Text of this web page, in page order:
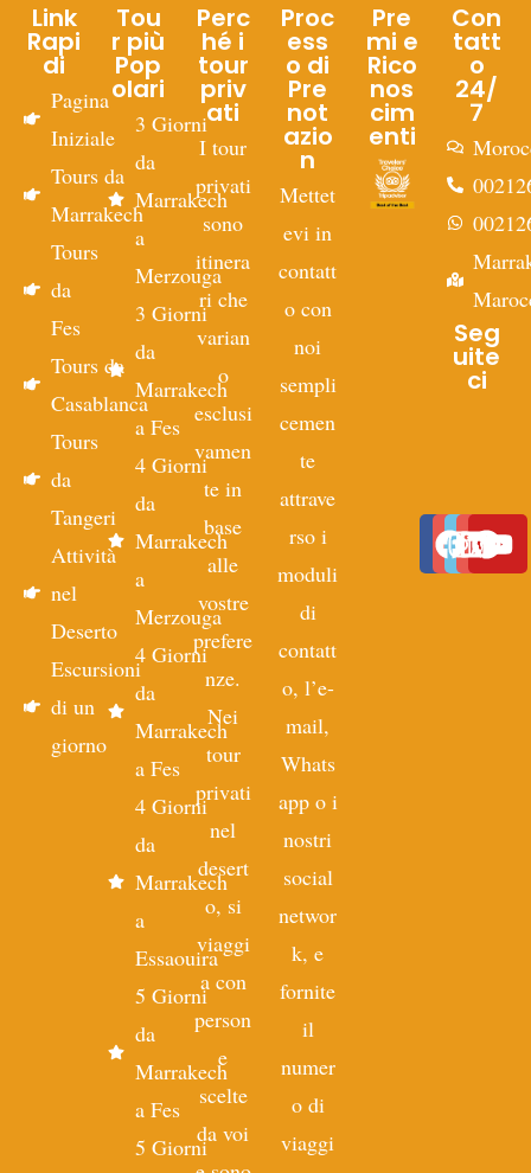
Link
Rapi
di
Pagina
Iniziale
Tours da
Marrakech
Tours
da
Fes
Tours da
Casablanca
Tours
da
Tangeri
Attività
nel
Deserto
Escursioni
di un
giorno
Tou
r più
Pop
olari
3 Giorni
da
Marrakech
a
Merzouga
3 Giorni
da
Marrakech
a Fes
4 Giorni
da
Marrakech
a
Merzouga
4 Giorni
da
Marrakech
a Fes
4 Giorni
da
Marrakech
a
Essaouira
5 Giorni
da
Marrakech
a Fes
5 Giorni
Perc
hé i
tour
priv
ati
I tour
privati
sono
itinera
ri che
varian
o
esclusi
vamen
te in
base
alle
vostre
prefere
nze.
Nei
tour
privati
nel
desert
o, si
viaggi
a con
person
e
scelte
da voi
Proc
ess
o di
Pre
not
azio
n
Mettet
evi in
contatt
o con
noi
sempli
cemen
te
attrave
rso i
moduli
di
contatt
o, l’e-
mail,
Whats
app o i
nostri
social
networ
k, e
fornite
il
numer
o di
viaggi
Pre
mi e
Rico
nos
cim
enti
Con
tatt
o
24/
7
Seg
uite
ci